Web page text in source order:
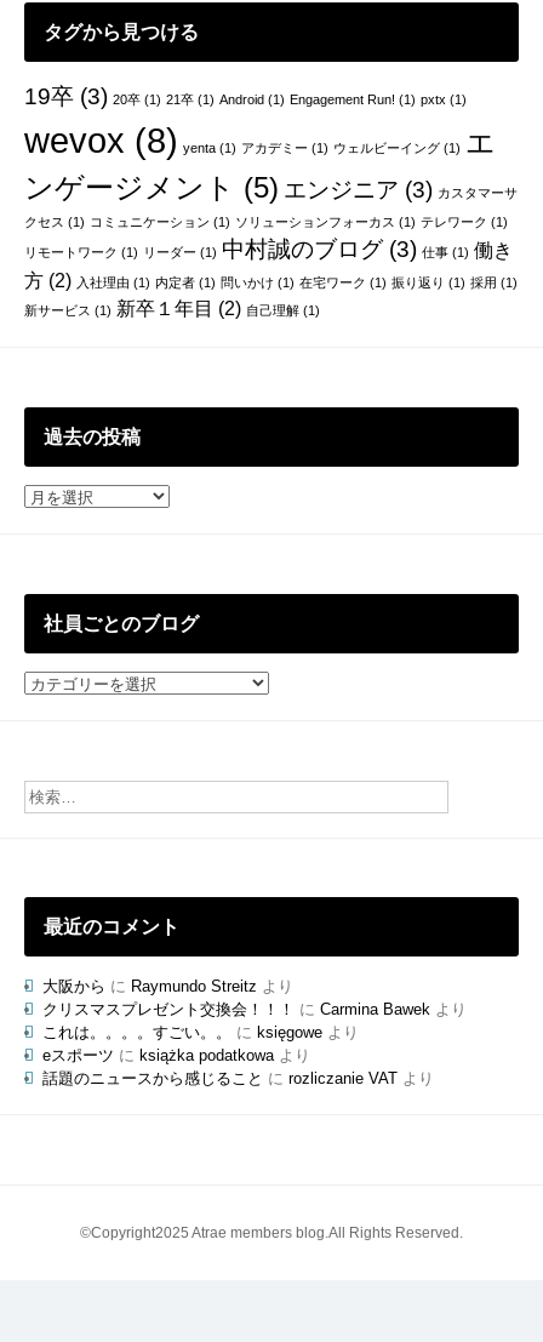
ン
タグから見つける
19卒(3) 20卒(1) 21卒(1) Android(1) Engagement Run! (1) pxtx (1)
wevox (8) yenta(1) アカデミー (1) ウェルビーイング(1) エ
ンゲージメント (5) エンジニア (3) カスタマーサ
クセス (1) コミュニケーション (1) ソリューションフォーカス (1) テレワーク (1)
リモートワーク (1) リーダー (1) 中村誠のブログ(3) 仕事(1) 働き
方(2) 入社理由 (1) 内定者(1) 問いかけ (1) 在宅ワーク (1) 振り返り (1) 採用 (1)
新サービス (1) 新卒１年目 (2) 自己理解(1)
過去の投稿
過
社員ごとのブログ
社
ブ
ロ
最近のコメント
大阪から に Raymundo Streitz より
クリスマスプレゼント交換会！！！
に Carmina Bawekより
これは。。。。すごい。。
に księgoweより
eスポーツ に książka podatkowaより
話題のニュースから感じること に rozliczanie VATより
©Copyright2025 Atrae members blog.All Rights Reserved.